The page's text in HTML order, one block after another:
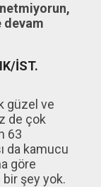
devam
İST.
güzel ve
de çok
63
da kamucu
göre
bir şey yok.